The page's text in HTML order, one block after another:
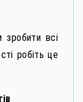
зробити всі
робіть це